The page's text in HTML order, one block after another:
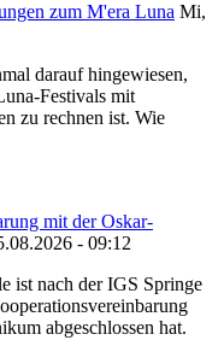
zum M'era Luna Mi,
darauf hingewiesen,
Festivals mit
zu rechnen ist. Wie
mit der Oskar-
- 09:12
ist nach der IGS Springe
abgeschlossen hat.